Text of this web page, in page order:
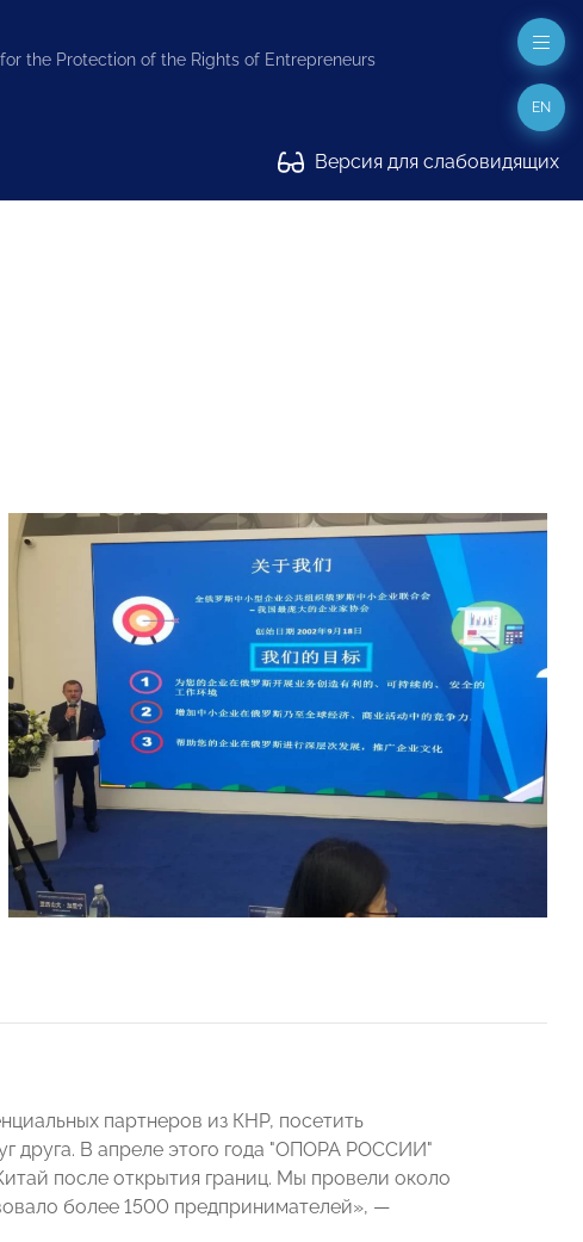
the Protection of the Rights of Entrepreneurs
Версия для слабовидящих
EN
партнеров из КНР, посетить
друга. В апреле этого года "ОПОРА РОССИИ"
после открытия границ. Мы провели около
более 1500 предпринимателей», —